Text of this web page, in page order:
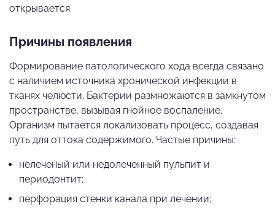
открывается.
Причины появления
Формирование патологического хода всегда связано
с наличием источника хронической инфекции в
тканях челюсти. Бактерии размножаются в замкнутом
пространстве, вызывая гнойное воспаление.
Организм пытается локализовать процесс, создавая
путь для оттока содержимого. Частые причины:
нелеченый или недолеченный пульпит и
периодонтит;
перфорация стенки канала при лечении;